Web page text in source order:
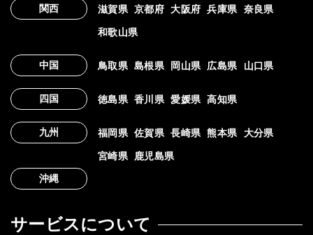
関西 滋賀県 京都府 大阪府 兵庫県 奈良県
和歌山県
中国 鳥取県 島根県 岡山県 広島県 山口県
四国 徳島県 香川県 愛媛県 高知県
九州 福岡県 佐賀県 長崎県 熊本県 大分県
宮崎県
鹿児島県
沖縄
サービスについて